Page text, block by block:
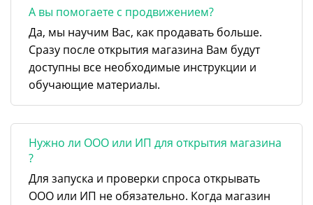
А вы помогаете с продвижением?
Да, мы научим Вас, как продавать больше.
Сразу после открытия магазина Вам будут
доступны все необходимые инструкции и
обучающие материалы.
Нужно ли ООО или ИП для открытия магазина
?
Для запуска и проверки спроса открывать
ООО или ИП не обязательно. Когда магазин